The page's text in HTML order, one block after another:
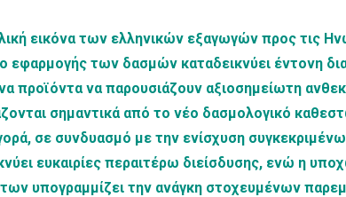
εικόνα των ελληνικών εξαγωγών προς τις
εφαρμογής των δασμών καταδεικνύει έντονη
προϊόντα να παρουσιάζουν αξιοσημείωτη
σημαντικά από το νέο δασμολογικό
σε συνδυασμό με την ενίσχυση
ευκαιρίες περαιτέρω διείσδυσης, ενώ η
υπογραμμίζει την ανάγκη στοχευμένων